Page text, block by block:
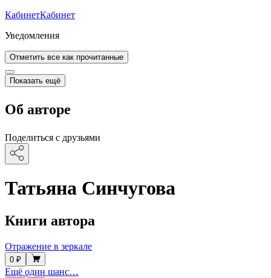
КабинетКабинет
Уведомления
Отметить все как прочитанные
Показать ещё
Об авторе
Поделиться с друзьями
Татьяна Синчугова
Книги автора
Отражение в зеркале
0 ₽
Ещё один шанс…